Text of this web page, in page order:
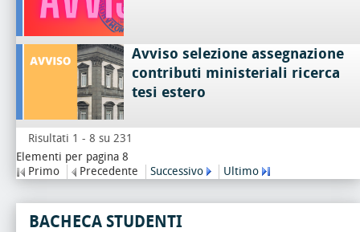
Avviso selezione assegnazione
contributi ministeriali ricerca
tesi estero
Risultati 1 - 8 su 231
Elementi per pagina 8
Primo
Precedente Successivo Ultimo
BACHECA STUDENTI